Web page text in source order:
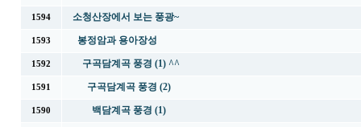
1594 소청산장에서 보는 풍광~
1593 봉정암과 용아장성
1592 구곡담계곡 풍경 (1) ^^
1591 구곡담계곡 풍경 (2)
1590 백담계곡 풍경 (1)